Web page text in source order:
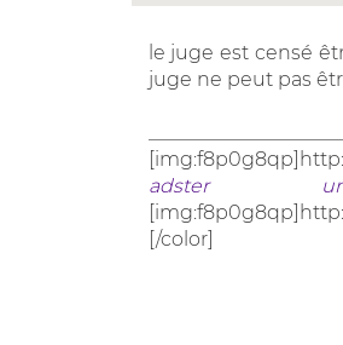
le juge est censé
juge ne peut pas
adster
[/color]